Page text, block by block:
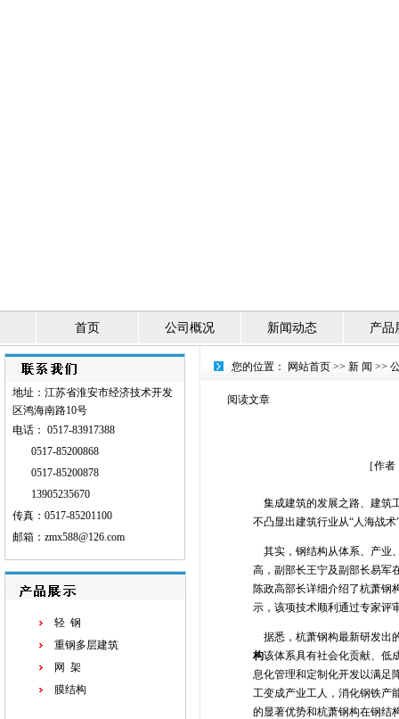
首页 公司概况 新闻动态 产品
地址：江苏省淮安市经济技术开发
区鸿海南路10号
电话： 0517-83917388
0517-85200868
0517-85200878
13905235670
传真：0517-85201100
邮箱： zmx588@126.com
轻 钢
重钢多层建筑
网 架
膜结构
您的位置： 网站首页 >> 新 闻 >>
阅读文章
［作
集成建筑的发展之路、建筑
不凸显出建筑行业从“人海战
其实，钢结构从体系、产业
高，副部长王宁及副部长易军
陈政高部长详细介绍了杭萧钢
示，该项技术顺利通过专家评
据悉，杭萧钢构最新研发出
构该体系具有社会化贡献、低
息化管理和定制化开发以满足
工变成产业工人，消化钢铁产
的显著优势和杭萧钢构在钢结